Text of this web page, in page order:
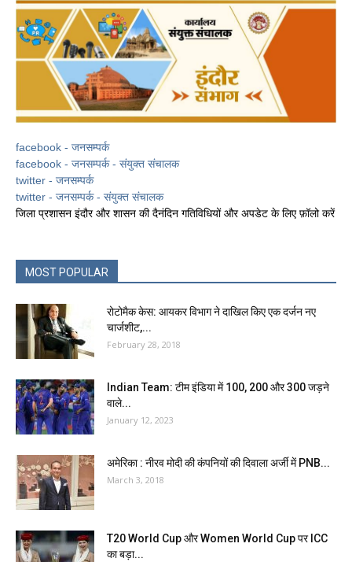
facebook - जनसम्पर्क
facebook - जनसम्पर्क - संयुक्त संचालक
twitter - जनसम्पर्क
twitter - जनसम्पर्क - संयुक्त संचालक
जिला प्रशासन इंदौर और शासन की दैनंदिन गतिविधियों और अपडेट के लिए फ़ॉलो करें
MOST POPULAR
रोटोमैक केस: आयकर विभाग ने दाखिल किए एक दर्जन नए
चार्जशीट,...
February 28, 2018
Indian Team: टीम इंडिया में 100, 200 और 300 जड़ने
वाले...
January 12, 2023
अमेरिका : नीरव मोदी की कंपनियों की दिवाला अर्जी में PNB...
March 3, 2018
T20 World Cup और Women World Cup पर ICC
का बड़ा...